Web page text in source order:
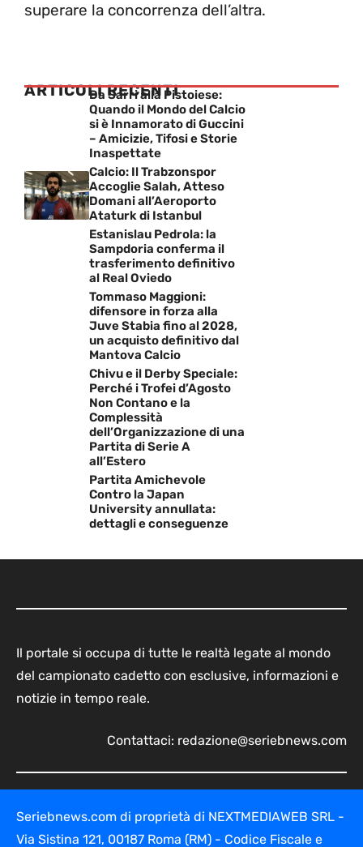
superare la concorrenza dell’altra.
ARTICOLI RECENTI
Da Sarri alla Pistoiese:
Quando il Mondo del Calcio
si è Innamorato di Guccini
– Amicizie, Tifosi e Storie
Inaspettate
Calcio: Il Trabzonspor
Accoglie Salah, Atteso
Domani all’Aeroporto
Ataturk di Istanbul
Estanislau Pedrola: la
Sampdoria conferma il
trasferimento definitivo
al Real Oviedo
Tommaso Maggioni:
difensore in forza alla
Juve Stabia fino al 2028,
un acquisto definitivo dal
Mantova Calcio
Chivu e il Derby Speciale:
Perché i Trofei d’Agosto
Non Contano e la
Complessità
dell’Organizzazione di una
Partita di Serie A
all’Estero
Partita Amichevole
Contro la Japan
University annullata:
dettagli e conseguenze
Il portale si occupa di tutte le realtà legate al mondo
del campionato cadetto con esclusive, informazioni e
notizie in tempo reale.
Contattaci: redazione@seriebnews.com
Seriebnews.com di proprietà di NEXTMEDIAWEB SRL -
Via Sistina 121, 00187 Roma (RM) - Codice Fiscale e